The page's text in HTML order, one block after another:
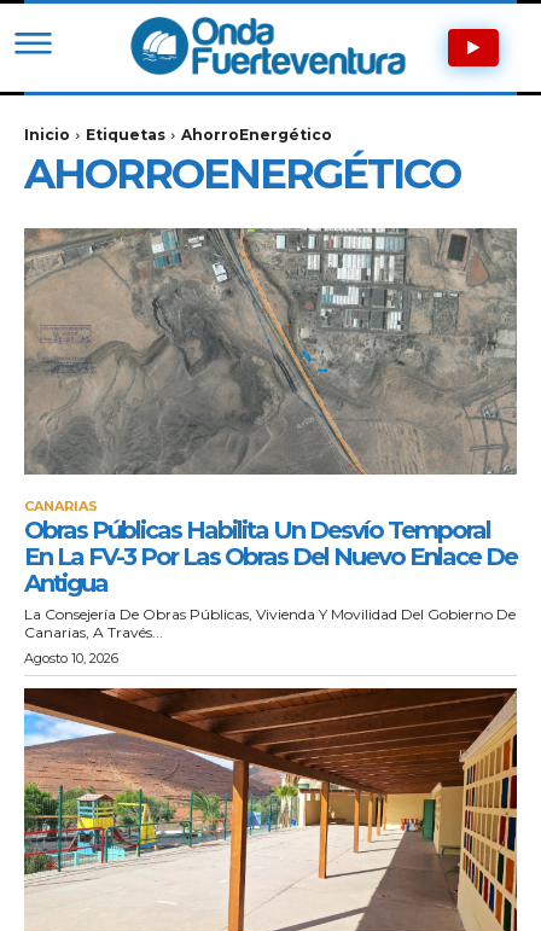
Inicio Etiquetas AhorroEnergético
AHORROENERGÉTICO
CANARIAS
Obras Públicas Habilita Un Desvío Temporal
En La FV-3 Por Las Obras Del Nuevo Enlace De
Antigua
La Consejería De Obras Públicas, Vivienda Y Movilidad Del Gobierno De
Canarias, A Través...
Agosto 10, 2026